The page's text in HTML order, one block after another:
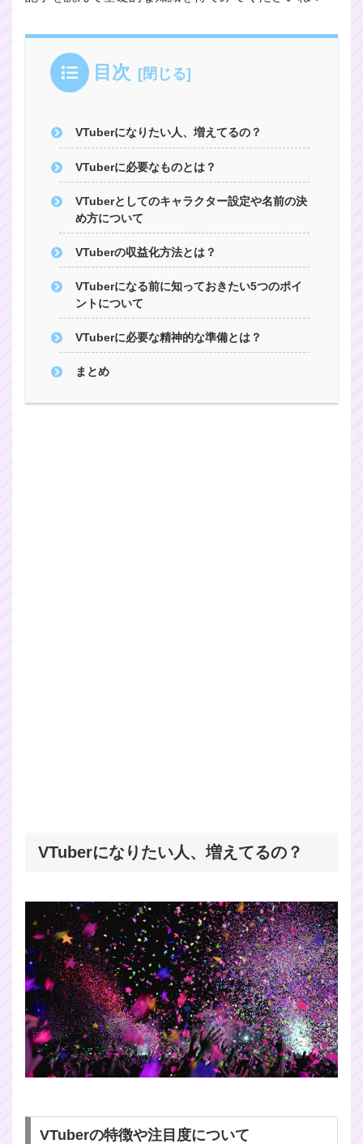
目次
VTuberになりたい人、増えてるの？
VTuberに必要なものとは？
VTuberとしてのキャラクター設定や名前の決
め方について
VTuberの収益化方法とは？
VTuberになる前に知っておきたい5つのポイ
ントについて
VTuberに必要な精神的な準備とは？
まとめ
VTuberになりたい人、増えてるの？
VTuberの特徴や注目度について